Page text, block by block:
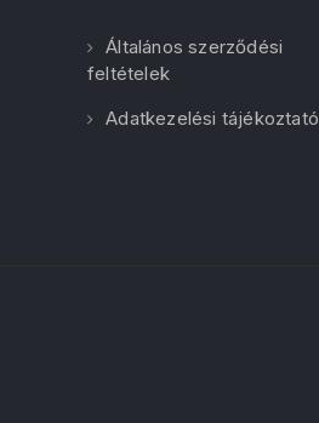
Általános szerződési
feltételek
Adatkezelési tájékoztató